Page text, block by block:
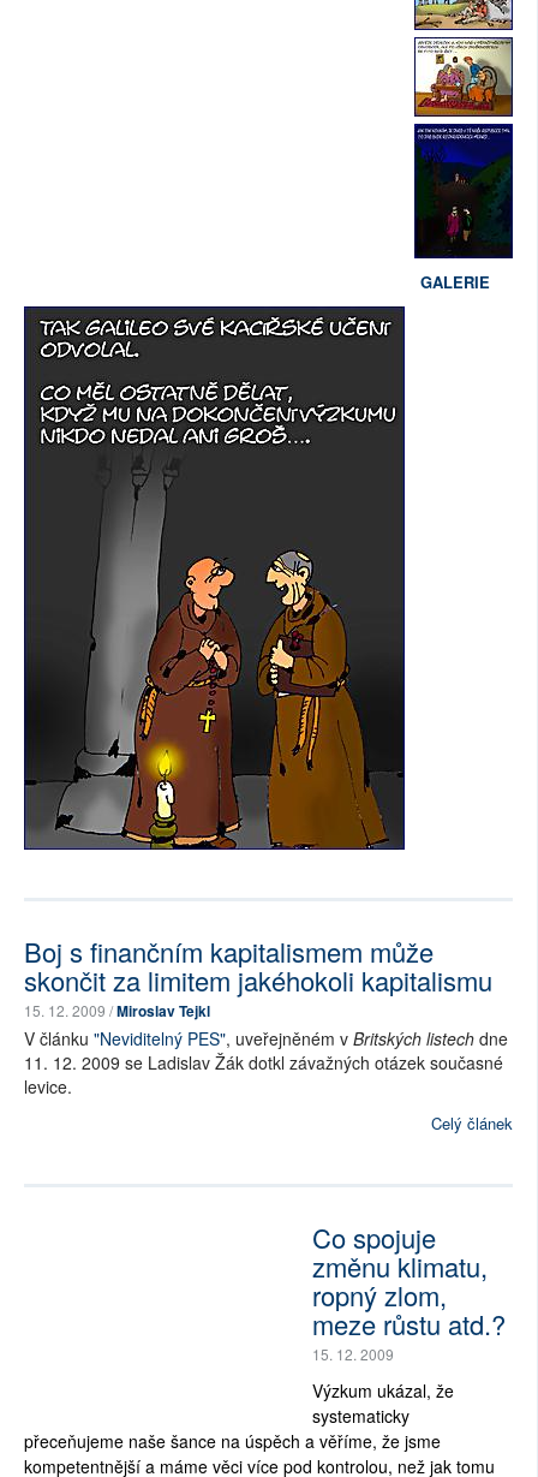
GALERIE
Boj s finančním kapitalismem může
skončit za limitem jakéhokoli kapitalismu
15. 12. 2009 /Miroslav Tejkl
V článku "Neviditelný PES", uveřejněném v Britských listech dne
11. 12. 2009 se Ladislav Žák dotkl závažných otázek současné
levice.
Celý článek
Co spojuje
změnu klimatu,
ropný zlom,
meze růstu atd.?
15. 12. 2009
Výzkum ukázal, že
systematicky
přeceňujeme naše šance na úspěch a věříme, že jsme
kompetentnější a máme věci více pod kontrolou, než jak tomu